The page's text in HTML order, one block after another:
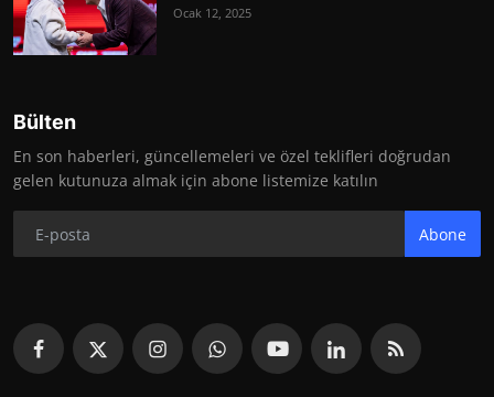
Ocak 12, 2025
Bülten
En son haberleri, güncellemeleri ve özel teklifleri doğrudan
gelen kutunuza almak için abone listemize katılın
Abone